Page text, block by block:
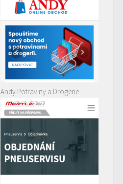
Andy Potraviny a Drogerie